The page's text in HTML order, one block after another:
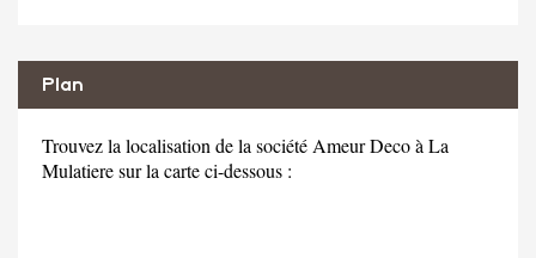
Plan
Trouvez la localisation de la société Ameur Deco à La
Mulatiere sur la carte ci-dessous :